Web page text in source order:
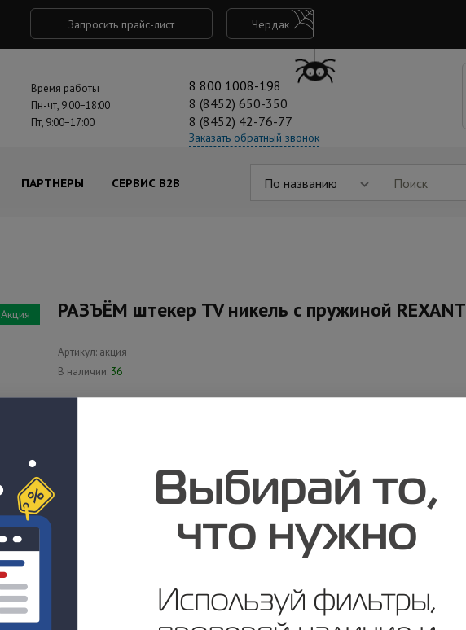
Запросить прайс-лист Чердак
Время работы
Пн-чт, 9:00−18:00
Пт, 9:00−17:00
8 800 1008-198
8 (8452) 650-350
8 (8452) 42-76-77
Заказать обратный звонок
ПАРТНЕРЫ СЕРВИС B2B По названию
Акция РАЗЪЁМ штекер TV никель c пружиной REXANT
Артикул: акция
В наличии: 36
Цена по запросу